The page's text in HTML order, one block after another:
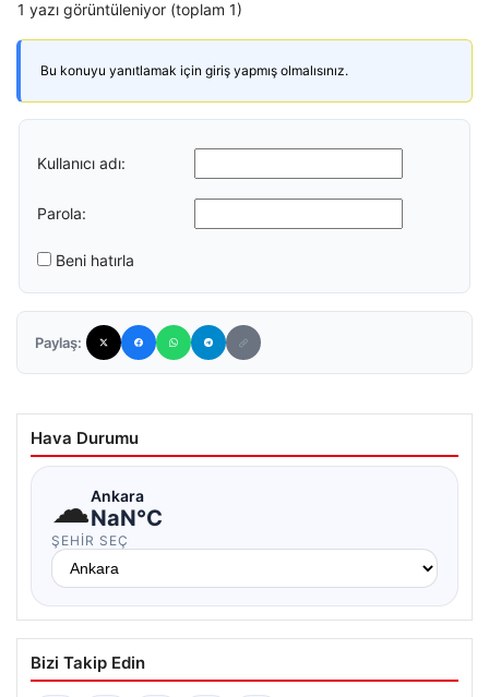
1 yazı görüntüleniyor (toplam 1)
Bu konuyu yanıtlamak için giriş yapmış olmalısınız.
Kullanıcı adı:
Parola:
Beni hatırla
Paylaş:
Hava Durumu
☁Ankara
NaN°C
ŞEHIR SEÇ
Bizi Takip Edin